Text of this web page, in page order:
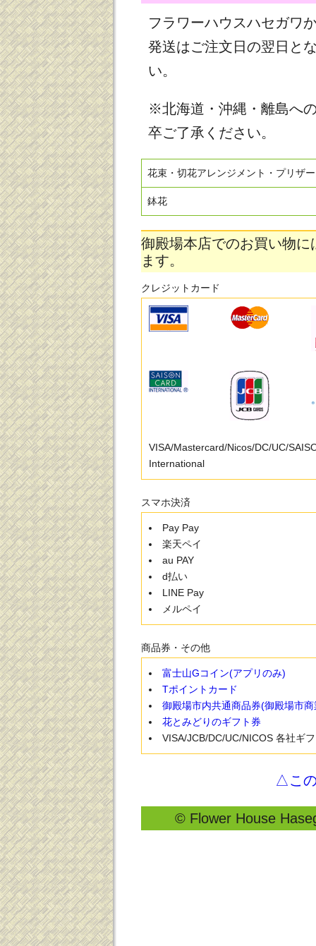
フラワーハウスハセガワ
発送はご注文日の翌日と
い。
※北海道・沖縄・離島へ
卒ご了承ください。
花束・切花アレンジメント・プリザ
鉢花
御殿場本店でのお買い物
ます。
クレジットカード
VISA/Mastercard/Nicos/DC/UC/
International
スマホ決済
Pay Pay
楽天ペイ
au PAY
d払い
LINE Pay
メルペイ
商品券・その他
富士山Gコイン(アプリのみ)
Tポイントカード
御殿場市内共通商品券(御殿場市
花とみどりのギフト券
VISA/JCB/DC/UC/NICOS 各社ギ
△こ
© Flower House